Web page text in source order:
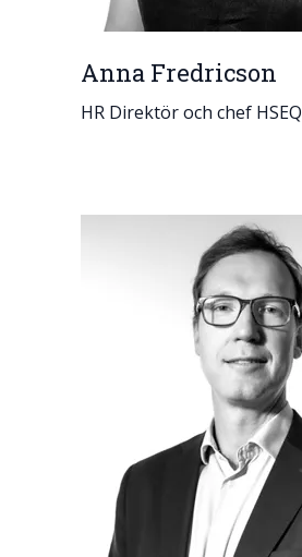
Anna Fredricson
HR Direktör och chef HSEQ